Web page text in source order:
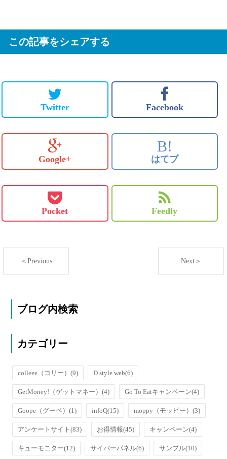
この記事をシェアする
Twitter Facebook
Google+
B!
はてブ
Pocket Feedly
＜Previous Next＞
ブログ内検索
カテゴリー
colleee（コリー）(9) D style web(6)
GetMoney!（ゲットマネー）(4) Go To Eatキャンペーン(4)
Goope（グーペ）(1) infoQ(15) moppy（モッピー）(3)
アンケートサイト(83) お得情報(45) キャンペーン(4)
キューモニター(12) サイバーパネル(6) サンプル(10)